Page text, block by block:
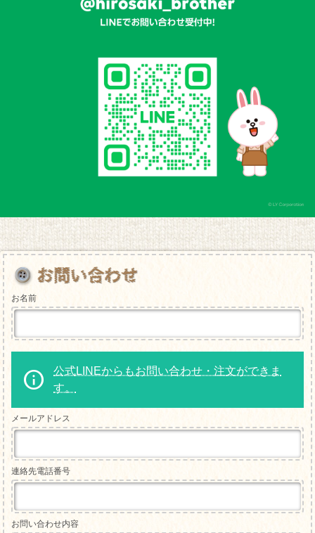
お名前
公式LINEからもお問い合わせ・注文ができま
す。
メールアドレス
連絡先電話番号
お問い合わせ内容